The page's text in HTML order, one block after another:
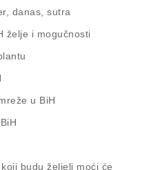
danas, sutra
želje i mogučnosti
u BiH
budu željeli moći će